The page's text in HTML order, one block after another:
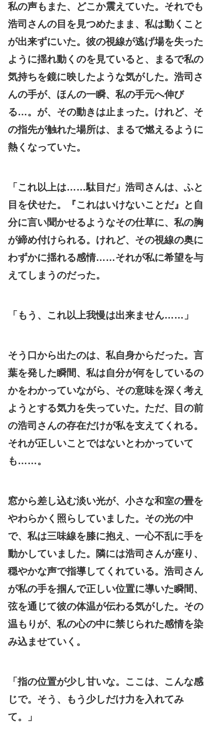
私の声もまた、どこか震えていた。それでも
浩司さんの目を見つめたまま、私は動くこと
が出来ずにいた。彼の視線が逃げ場を失った
ように揺れ動くのを見ていると、まるで私の
気持ちを鏡に映したような気がした。浩司さ
んの手が、ほんの一瞬、私の手元へ伸び
る…。が、その動きは止まった。けれど、そ
の指先が触れた場所は、まるで燃えるように
熱くなっていた。
「これ以上は……駄目だ」浩司さんは、ふと
目を伏せた。『これはいけないことだ』と自
分に言い聞かせるようなその仕草に、私の胸
が締め付けられる。けれど、その視線の奥に
わずかに揺れる感情……それが私に希望を与
えてしまうのだった。
「もう、これ以上我慢は出来ません……」
そう口から出たのは、私自身からだった。言
葉を発した瞬間、私は自分が何をしているの
かをわかっていながら、その意味を深く考え
ようとする気力を失っていた。ただ、目の前
の浩司さんの存在だけが私を支えてくれる。
それが正しいことではないとわかっていて
も……。
窓から差し込む淡い光が、小さな和室の畳を
やわらかく照らしていました。その光の中
で、私は三味線を膝に抱え、一心不乱に手を
動かしていました。隣には浩司さんが座り、
穏やかな声で指導してくれている。浩司さん
が私の手を掴んで正しい位置に導いた瞬間、
弦を通じて彼の体温が伝わる気がした。その
温もりが、私の心の中に禁じられた感情を染
み込ませていく。
「指の位置が少し甘いな。ここは、こんな感
じで。そう、もう少しだけ力を入れてみ
て。」